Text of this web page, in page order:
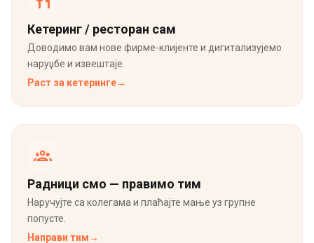
Кетеринг / ресторан сам
Доводимо вам нове фирме-клијенте и дигитализујемо
наруџбе и извештаје.
Раст за кетеринге→
Радници смо — правимо тим
Наручујте са колегама и плаћајте мање уз групне
попусте.
Направи тим→